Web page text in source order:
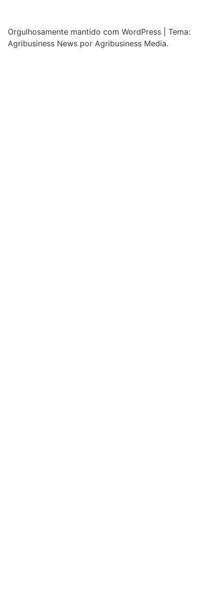
Orgulhosamente mantido com WordPress
Tema:
Agribusiness News por Agribusiness Media.